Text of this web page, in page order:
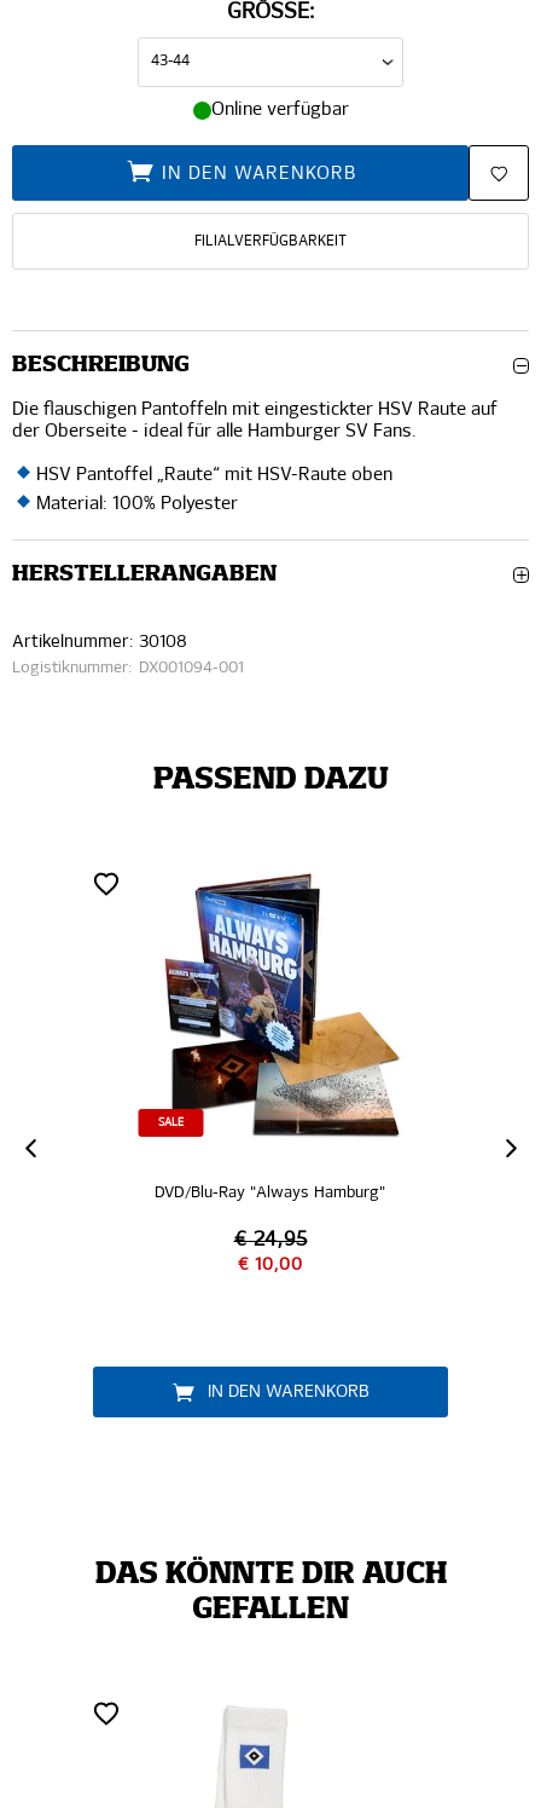
GRÖSSE:
Online verfügbar
IN DEN WARENKORB
FILIALVERFÜGBARKEIT
BESCHREIBUNG
Die flauschigen Pantoffeln mit eingestickter HSV Raute auf
der Oberseite - ideal für alle Hamburger SV Fans.
HSV Pantoffel „Raute“ mit HSV-Raute oben
Material: 100% Polyester
HERSTELLERANGABEN
Artikelnummer: 30108
Logistiknummer: DX001094-001
PASSEND DAZU
SALE
DVD/Blu-Ray "Always Hamburg"
€ 24,95
€ 10,00
IN DEN WARENKORB
DAS KÖNNTE DIR AUCH
GEFALLEN